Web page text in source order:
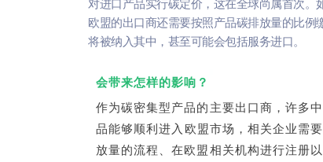
对进口产品实行碳定价，这在全球尚属首次
欧盟的出口商还需要按照产品碳排放量的比
将被纳入其中，甚至可能会包括服务进口。
会带来怎样的影响？
作为碳密集型产品的主要出口商，许多
品能够顺利进入欧盟市场，相关企业需
放量的流程、在欧盟相关机构进行注册